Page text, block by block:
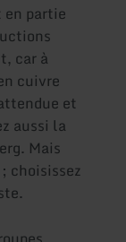
en partie
car à
cuivre
et
aussi la
Mais
choisissez